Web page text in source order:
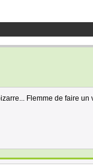
Flemme de faire